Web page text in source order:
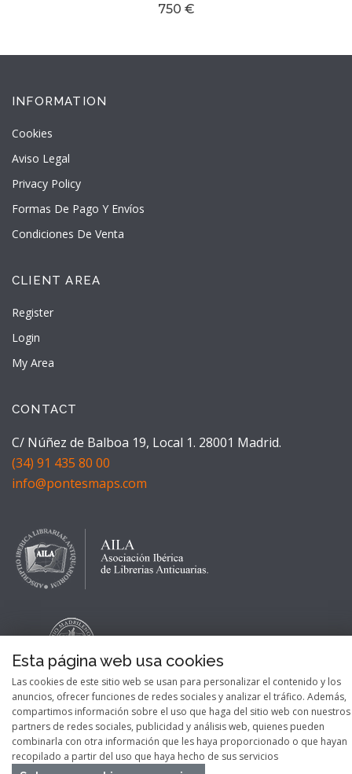
750 €
INFORMATION
Cookies
Aviso Legal
Privacy Policy
Formas De Pago Y Envíos
Condiciones De Venta
CLIENT AREA
Register
Login
My Area
CONTACT
C/ Núñez de Balboa 19, Local 1. 28001 Madrid.
(34) 91 435 80 00
info@pontesmaps.com
Esta página web usa cookies
Las cookies de este sitio web se usan para personalizar el contenido y los
anuncios, ofrecer funciones de redes sociales y analizar el tráfico. Además,
compartimos información sobre el uso que haga del sitio web con nuestros
partners de redes sociales, publicidad y análisis web, quienes pueden
combinarla con otra información que les haya proporcionado o que hayan
recopilado a partir del uso que haya hecho de sus servicios